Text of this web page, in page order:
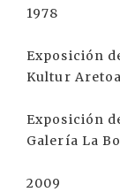
1978
Exposición
Kultur
Exposición
Galería La
2009